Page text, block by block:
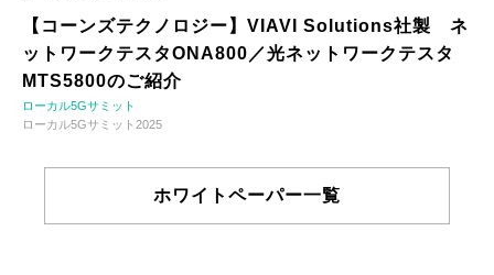
【コーンズテクノロジー】VIAVI Solutions社製 ネ
ットワークテスタONA800／光ネットワークテスタ
MTS5800のご紹介
ローカル5Gサミット
ローカル5Gサミット2025
ホワイトペーパー一覧